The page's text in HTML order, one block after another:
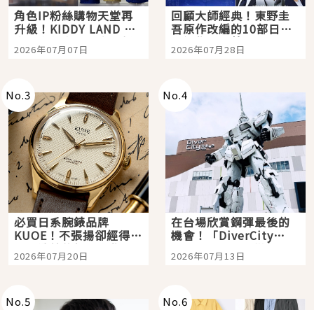
角色IP粉絲購物天堂再
升級！KIDDY LAND 原
宿店吉伊卡哇迎客，新
開幕 OMOKADO 店3分
2026年07月07日
回顧大師經典！東野圭
吾原作改編的10部日本
影視作品推薦
2026年07月28日
No.3
必買日系腕錶品牌
KUOE！不張揚卻經得起
時間洗鍊的經典之作五
選
2026年07月20日
No.4
在台場欣賞鋼彈最後的
機會！「DiverCity
Tokyo Plaza」搭船、
購物、美食及夜景，一
2026年07月13日
No.5 No.6